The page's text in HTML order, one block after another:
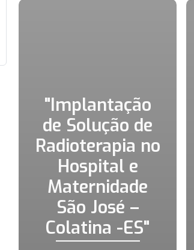
"Implantação
de Solução de
Radioterapia no
Hospital e
Maternidade
São José –
Colatina -ES"